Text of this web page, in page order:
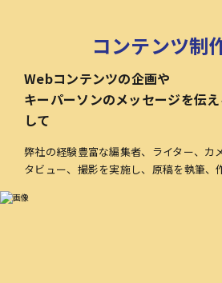
コンテンツ制
Webコンテンツの企画や
キーパーソンのメッセージを伝
して
弊社の経験豊富な編集者、ライター、カ
タビュー、撮影を実施し、原稿を執筆、